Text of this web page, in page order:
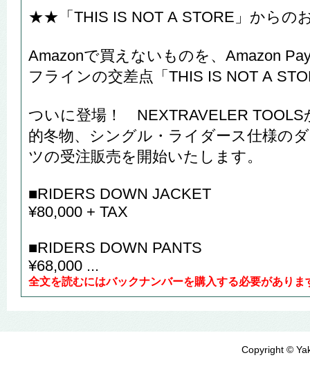
★★「THIS IS NOT A STORE」から
Amazonで買えないものを、Amazon
フラインの交差点「THIS IS NOT A
ついに登場！ NEXTRAVELER TOOLS
的冬物、シングル・ライダース仕様の
ツの受注販売を開始いたします。
■RIDERS DOWN JACKET
¥80,000 + TAX
■RIDERS DOWN PANTS
¥68,000 ...
全文を読むにはバックナンバーを購入する必要がありま
Copyright ©